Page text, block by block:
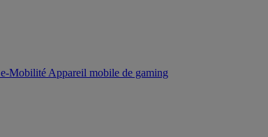
e-Mobilité Appareil mobile de gaming